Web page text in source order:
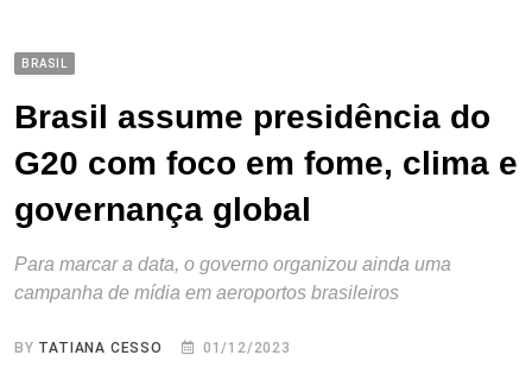
BRASIL
Brasil assume presidência do
G20 com foco em fome, clima e
governança global
Para marcar a data, o governo organizou ainda uma
campanha de mídia em aeroportos brasileiros
BY TATIANA CESSO 01/12/2023